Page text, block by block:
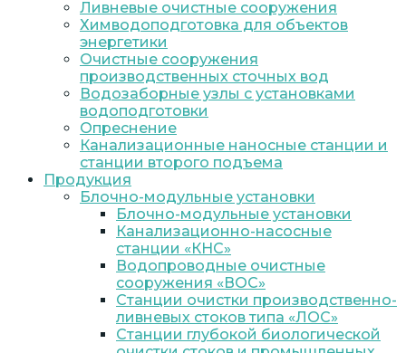
Ливневые очистные сооружения
Химводоподготовка для объектов
энергетики
Очистные сооружения
производственных сточных вод
Водозаборные узлы с установками
водоподготовки
Опреснение
Канализационные наносные станции и
станции второго подъема
Продукция
Блочно-модульные установки
Блочно-модульные установки
Канализационно-насосные
станции «КНС»
Водопроводные очистные
сооружения «ВОС»
Станции очистки производственно-
ливневых стоков типа «ЛОС»
Станции глубокой биологической